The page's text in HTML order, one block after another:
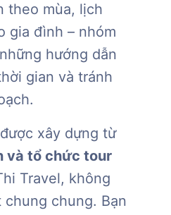
theo mùa, lịch
gia đình – nhóm
hướng dẫn
gian và tránh
xây dựng từ
và tổ chức tour
Travel, không
chung. Bạn